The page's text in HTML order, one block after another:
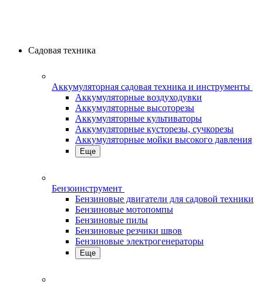
Садовая техника
Аккумуляторная садовая техника и инструменты
Аккумуляторные воздуходувки
Аккумуляторные высоторезы
Аккумуляторные культиваторы
Аккумуляторные кусторезы, сучкорезы
Аккумуляторные мойки высокого давления
Еще
Бензоинструмент
Бензиновые двигатели для садовой техники
Бензиновые мотопомпы
Бензиновые пилы
Бензиновые резчики швов
Бензиновые электрогенераторы
Еще